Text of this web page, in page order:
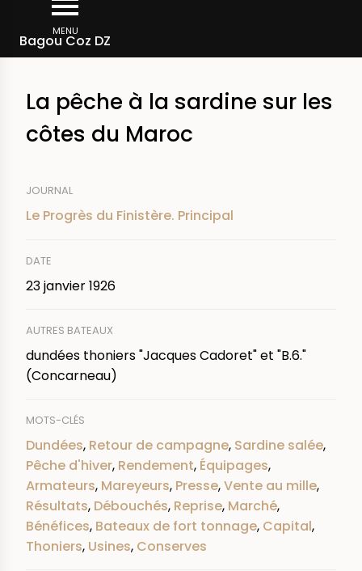
contenu
MENU
Bagou Coz DZ
d'Ariane
Rechercher dans la presse
La pêche à la sardine sur les
côtes du Maroc
JOURNAL
Le Progrès du Finistère. Principal
DATE
23 janvier 1926
AUTRES BATEAUX
dundées thoniers "Jacques Cadoret" et "B.6."
(Concarneau)
MOTS-CLÉS
Dundées, Retour de campagne, Sardine salée,
Pêche d'hiver, Rendement, Équipages,
Armateurs, Mareyeurs, Presse,Vente au mille,
Résultats, Débouchés, Reprise, Marché,
Bénéfices, Bateaux de fort tonnage, Capital,
Thoniers, Usines, Conserves